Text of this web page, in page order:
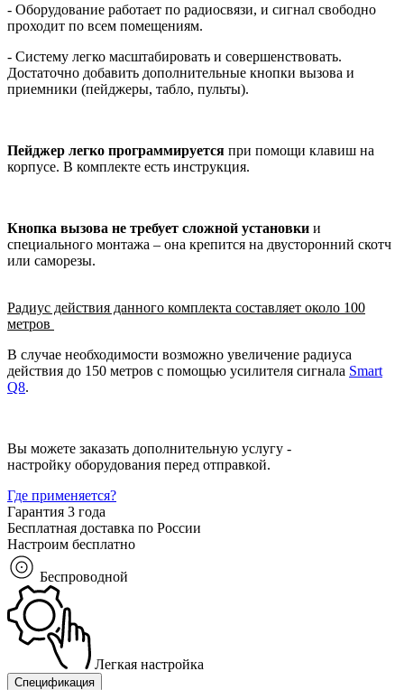
- Оборудование работает по радиосвязи, и сигнал свободно
проходит по всем помещениям.
- Систему легко масштабировать и совершенствовать.
Достаточно добавить дополнительные кнопки вызова и
приемники (пейджеры, табло, пульты).
Пейджер легко программируется при помощи клавиш на
корпусе. В комплекте есть инструкция.
Кнопка вызова не требует сложной установки и
специального монтажа – она крепится на двусторонний скотч
или саморезы.
Радиус действия данного комплекта составляет около 100
метров
В случае необходимости возможно увеличение радиуса
действия до 150 метров с помощью усилителя сигнала Smart
Q8.
Вы можете заказать дополнительную услугу -
настройку оборудования перед отправкой.
Где применяется?
Гарантия 3 года
Бесплатная доставка по России
Настроим бесплатно
Беспроводной
Легкая настройка
Спецификация